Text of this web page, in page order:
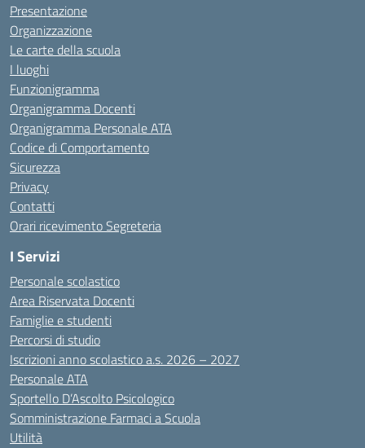
Presentazione
Organizzazione
Le carte della scuola
I luoghi
Funzionigramma
Organigramma Docenti
Organigramma Personale ATA
Codice di Comportamento
Sicurezza
Privacy
Contatti
Orari ricevimento Segreteria
I Servizi
Personale scolastico
Area Riservata Docenti
Famiglie e studenti
Percorsi di studio
Iscrizioni anno scolastico a.s. 2026 – 2027
Personale ATA
Sportello D’Ascolto Psicologico
Somministrazione Farmaci a Scuola
Utilità